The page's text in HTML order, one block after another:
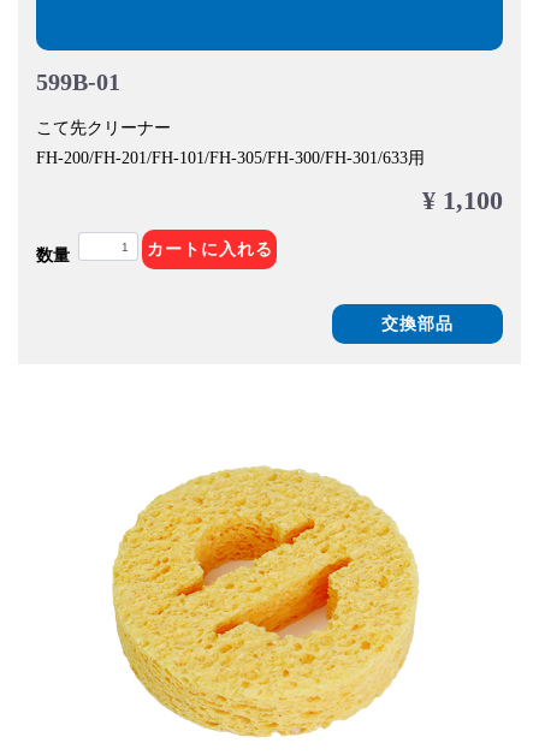
599B-01
こて先クリーナー
FH-200/FH-201/FH-101/FH-305/FH-300/FH-301/633用
¥ 1,100
数量 カートに入れる
交換部品